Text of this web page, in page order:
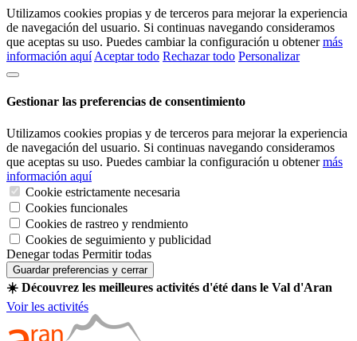
Utilizamos cookies propias y de terceros para mejorar la experiencia
de navegación del usuario. Si continuas navegando consideramos
que aceptas su uso. Puedes cambiar la configuración u obtenermás
información aquí Aceptar todo Rechazar todo Personalizar
Gestionar las preferencias de consentimiento
Utilizamos cookies propias y de terceros para mejorar la experiencia
de navegación del usuario. Si continuas navegando consideramos
que aceptas su uso. Puedes cambiar la configuración u obtenermás
información aquí
Cookie estrictamente necesaria
Cookies funcionales
Cookies de rastreo y rendmiento
Cookies de seguimiento y publicidad
Denegar todas Permitir todas
Guardar preferencias y cerrar
☀️ Découvrez les meilleures activités d'été dans le Val d'Aran
Voir les activités